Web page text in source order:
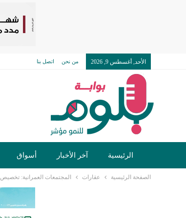
الأحد, أغسطس 9, 2026 من نحن اتصل بنا
الرئيسية آخر الأخبار أسواق
الصفحة الرئيسية عقارات المجتمعات العمرانية: تخصيص 13 قطعة أرض في7 مدن جديدة لإقامة أنشطة متنوعة